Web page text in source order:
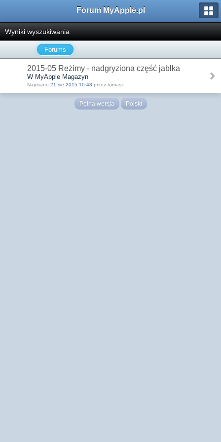
Forum MyApple.pl
Wyniki wyszukiwania
Forums
2015-05 Reżimy - nadgryziona część jabłka
W MyApple Magazyn
Napisano 21 sie 2015 10:43 przez tomasz
Pełna wersja Polski